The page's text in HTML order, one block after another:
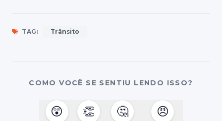
TAG: Trânsito
COMO VOCÊ SE SENTIU LENDO ISSO?
😲 👏 🤔 😠